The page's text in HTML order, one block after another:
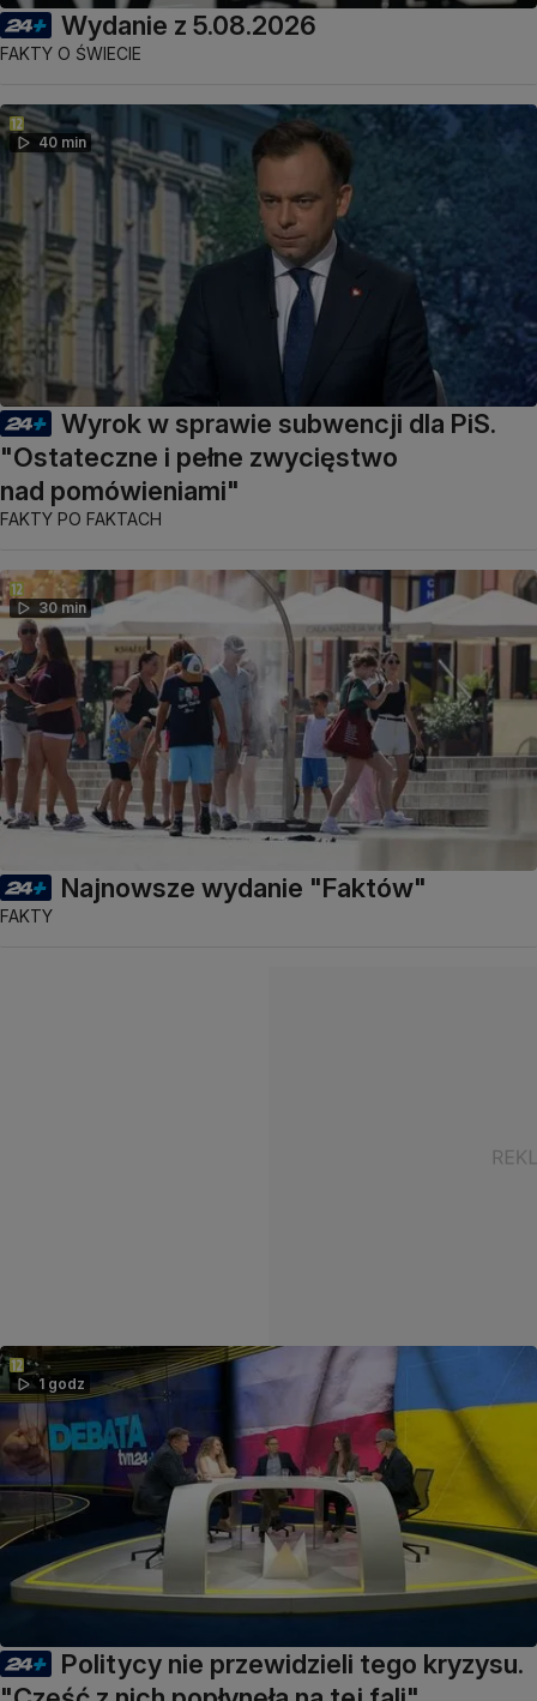
Wydanie z 5.08.2026
FAKTY O ŚWIECIE
40 min
Wyrok w sprawie subwencji dla PiS.
"Ostateczne i pełne zwycięstwo
nad pomówieniami"
FAKTY PO FAKTACH
30 min
Najnowsze wydanie "Faktów"
FAKTY
1 godz
Politycy nie przewidzieli tego kryzysu.